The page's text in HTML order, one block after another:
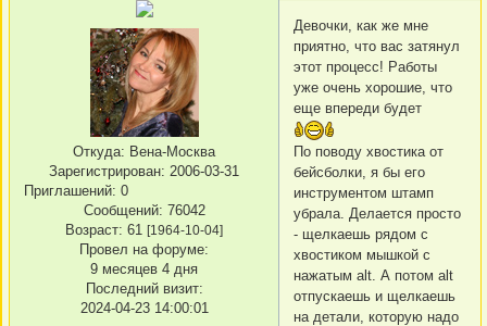
Откуда: Вена-Москва
Зарегистрирован: 2006-03-31
Приглашений: 0
Сообщений: 76042
Возраст: 61 [1964-10-04]
Провел на форуме:
9 месяцев 4 дня
Последний визит:
2024-04-23 14:00:01
Девочки, как же мне
приятно, что вас затянул
этот процесс! Работы
уже очень хорошие, что
еще впереди будет
По поводу хвостика от
бейсболки, я бы его
инструментом штамп
убрала. Делается просто
- щелкаешь рядом с
хвостиком мышкой с
нажатым аlt. А потом аlt
отпускаешь и щелкаешь
на детали, которую надо